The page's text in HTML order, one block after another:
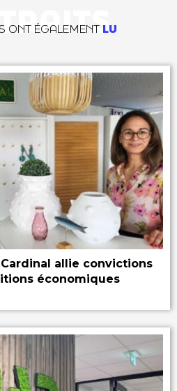
ONT ÉGALEMENT LU
Cardinal allie convictions
économiques